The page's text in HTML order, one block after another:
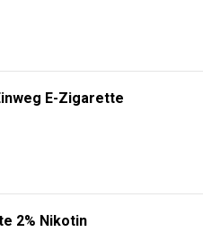
E-Zigarette
2% Nikotin